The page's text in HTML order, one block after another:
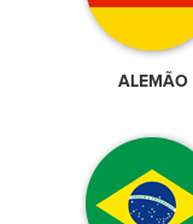
ALEMÃO